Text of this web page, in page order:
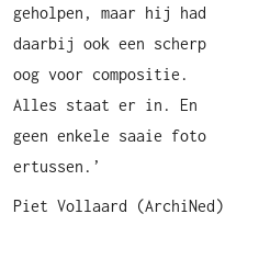
geholpen, maar hij had
daarbij ook een scherp
oog voor compositie.
Alles staat er in. En
geen enkele saaie foto
ertussen.’
Piet Vollaard (ArchiNed)